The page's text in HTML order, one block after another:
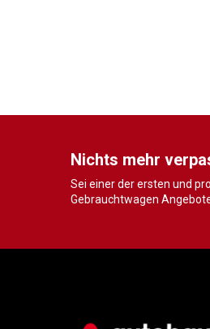
Nichts mehr
Sei einer der ersten und
Gebrauchtwagen